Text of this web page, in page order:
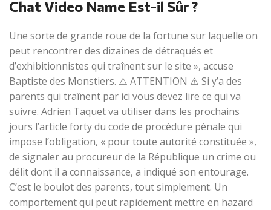
Chat Video Name Est-il Sûr ?
Une sorte de grande roue de la fortune sur laquelle on
peut rencontrer des dizaines de détraqués et
d’exhibitionnistes qui traînent sur le site », accuse
Baptiste des Monstiers. ⚠️ ATTENTION ⚠️ Si y’a des
parents qui traînent par ici vous devez lire ce qui va
suivre. Adrien Taquet va utiliser dans les prochains
jours l’article forty du code de procédure pénale qui
impose l’obligation, « pour toute autorité constituée »,
de signaler au procureur de la République un crime ou
délit dont il a connaissance, a indiqué son entourage.
C’est le boulot des parents, tout simplement. Un
comportement qui peut rapidement mettre en hazard